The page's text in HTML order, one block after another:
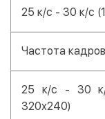
25 к/с - 30 к/с
Частота
25 к/с - 30 к/
320x240)